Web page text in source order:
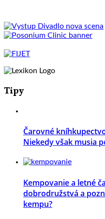
Tipy
Čarovné
Niekedy však musia
Kempovanie a letné
dobrodružstvá a
kempu?